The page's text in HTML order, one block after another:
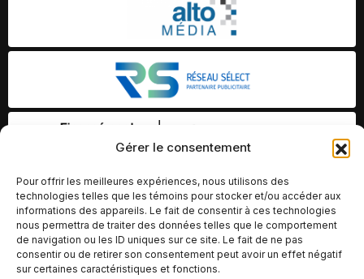
Gérer le consentement
Pour offrir les meilleures expériences, nous utilisons des
technologies telles que les témoins pour stocker et/ou accéder aux
informations des appareils. Le fait de consentir à ces technologies
nous permettra de traiter des données telles que le comportement
de navigation ou les ID uniques sur ce site. Le fait de ne pas
consentir ou de retirer son consentement peut avoir un effet négatif
sur certaines caractéristiques et fonctions.